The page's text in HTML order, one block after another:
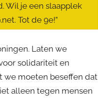
Wil je een slaapplek
Tot de 9e!”
Laten we
solidariteit en
we moeten beseffen dat
alleen tegen mensen